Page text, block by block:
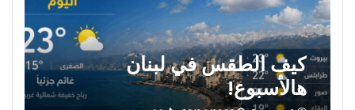
كيف الطقس في لبنان
هالأسبوع!